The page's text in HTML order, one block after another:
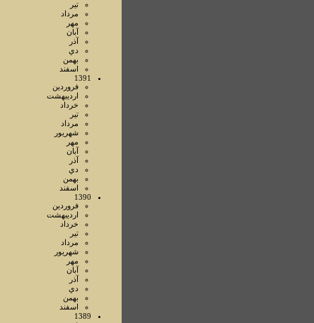
تير
مرداد
مهر
آبان
آذر
دي
بهمن
اسفند
1391
فروردين
ارديبهشت
خرداد
تير
مرداد
شهريور
مهر
آبان
آذر
دي
بهمن
اسفند
1390
فروردين
ارديبهشت
خرداد
تير
مرداد
شهريور
مهر
آبان
آذر
دي
بهمن
اسفند
1389